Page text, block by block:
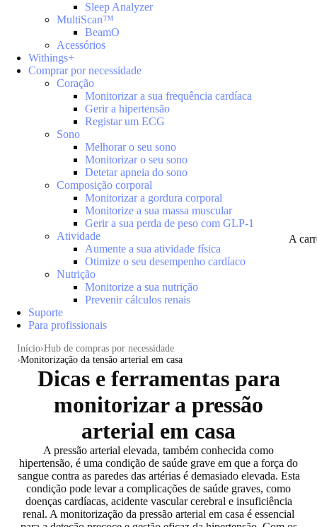
A
Sleep Analyzer
MultiScan™
BeamO
Acessórios
Withings+
Comprar por necessidade
Coração
Monitorizar a sua frequência cardíaca
Gerir a hipertensão
Registar um ECG
Sono
Melhorar o seu sono
Monitorizar o seu sono
Detetar apneia do sono
Composição corporal
Monitorizar a gordura corporal
Monitorize a sua massa muscular
Gerir a sua perda de peso com GLP-1
Atividade
Aumente a sua atividade física
Otimize o seu desempenho cardíaco
Nutrição
Monitorize a sua nutrição
Prevenir cálculos renais
Suporte
Para profissionais
Início Hub de compras por necessidade
Monitorização da tensão arterial em casa
Dicas e ferramentas para
monitorizar a pressão
arterial em casa
A pressão arterial elevada, também conhecida como
hipertensão, é uma condição de saúde grave em que a força do
sangue contra as paredes das artérias é demasiado elevada. Esta
condição pode levar a complicações de saúde graves, como
doenças cardíacas, acidente vascular cerebral e insuficiência
renal. A monitorização da pressão arterial em casa é essencial